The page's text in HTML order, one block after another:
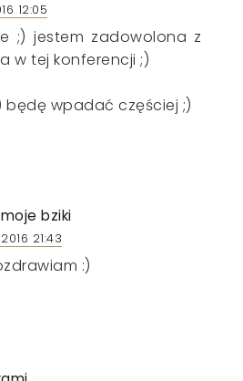
12:05
;) jestem zadowolona z
w tej konferencji ;)
będę wpadać częściej ;)
bziki
21:43
:)